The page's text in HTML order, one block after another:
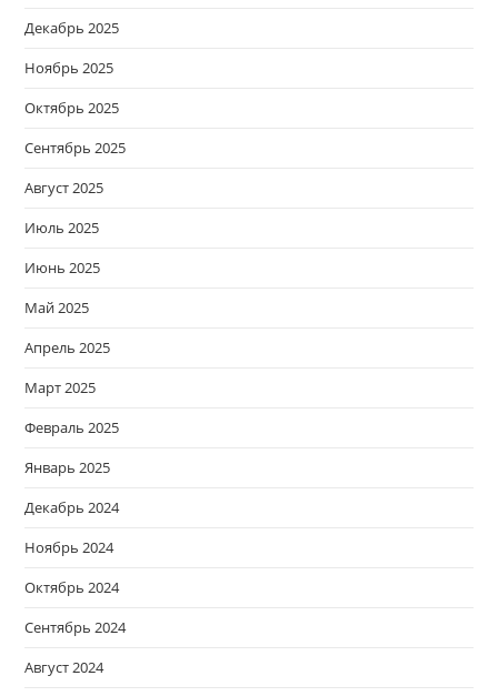
Декабрь 2025
Ноябрь 2025
Октябрь 2025
Сентябрь 2025
Август 2025
Июль 2025
Июнь 2025
Май 2025
Апрель 2025
Март 2025
Февраль 2025
Январь 2025
Декабрь 2024
Ноябрь 2024
Октябрь 2024
Сентябрь 2024
Август 2024